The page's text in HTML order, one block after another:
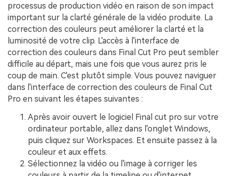
processus de production vidéo en raison de son impact
important sur la clarté générale de la vidéo produite.󠀲󠀡󠀤󠀥󠀡󠀢󠀤󠀥󠀣󠀳󠀰 La
correction des couleurs peut améliorer la clarté et la
luminosité de votre clip.󠀲󠀡󠀤󠀥󠀡󠀢󠀤󠀥󠀤󠀳󠀰 L'accès à l'interface de
correction des couleurs dans Final Cut Pro peut sembler
difficile au départ, mais une fois que vous aurez pris le
coup de main.󠀲󠀡󠀤󠀥󠀡󠀢󠀤󠀥󠀥󠀳󠀰 C'est plutôt simple.󠀲󠀡󠀤󠀥󠀡󠀢󠀤󠀥󠀦󠀳󠀰 Vous pouvez naviguer
dans l'interface de correction des couleurs de Final Cut
Pro en suivant les étapes suivantes :
Après avoir ouvert le logiciel Final cut pro sur votre
ordinateur portable, allez dans l'onglet Windows,
puis cliquez sur Workspaces.󠀲󠀡󠀤󠀥󠀡󠀢󠀤󠀥󠀨󠀳󠀰 Et ensuite passez à la
couleur et aux effets.󠀲󠀡󠀤󠀥󠀡󠀢󠀤󠀥󠀩󠀳
Sélectionnez la vidéo ou l'image à corriger les